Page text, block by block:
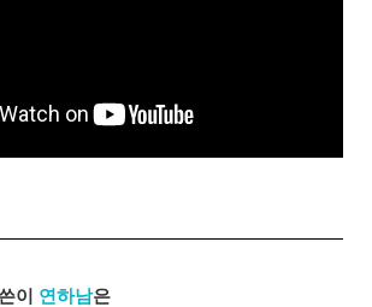
이 연하남은